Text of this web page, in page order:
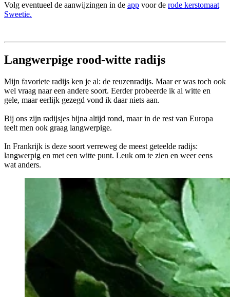
Volg eventueel de aanwijzingen in de app voor de rode kerstomaat
Sweetie.
Langwerpige rood-witte radijs
Mijn favoriete radijs ken je al: de reuzenradijs. Maar er was toch ook
wel vraag naar een andere soort. Eerder probeerde ik al witte en
gele, maar eerlijk gezegd vond ik daar niets aan.
Bij ons zijn radijsjes bijna altijd rond, maar in de rest van Europa
teelt men ook graag langwerpige.
In Frankrijk is deze soort verreweg de meest geteelde radijs:
langwerpig en met een witte punt. Leuk om te zien en weer eens
wat anders.